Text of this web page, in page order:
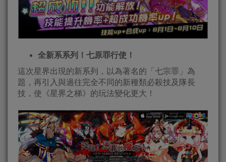
全新系系列！七原罪行使！
這次星界出現的新系列，以為著名的「七宗罪」為
題，再引入與過往完全不同的新種類必殺技及隊長
技，使《星界之梯》的玩法變化更大！